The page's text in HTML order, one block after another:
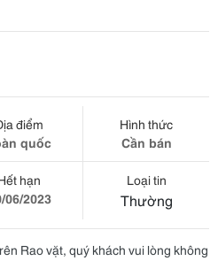
điểm
quốc
Hình thức
Cần bán
hạn
06/2023
Loại tin
Thường
Rao vặt, quý khách vui lòng không